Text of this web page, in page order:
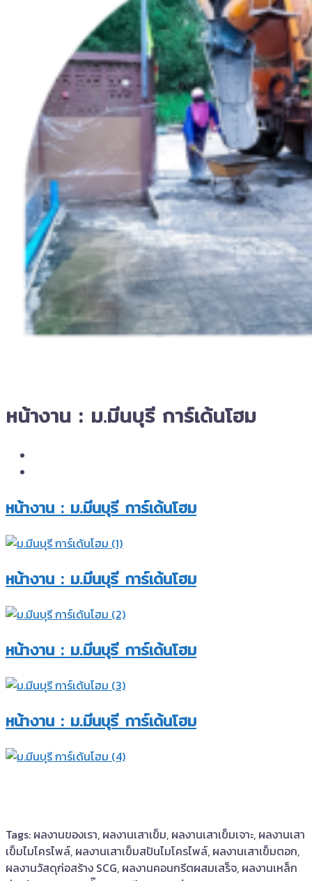
หน้างาน : ม.มีนบุรี การ์เด้นโฮม
หน้างาน : ม.มีนบุรี การ์เด้นโฮม​
หน้างาน : ม.มีนบุรี การ์เด้นโฮม​
หน้างาน : ม.มีนบุรี การ์เด้นโฮม​
หน้างาน : ม.มีนบุรี การ์เด้นโฮม​
Tags: ผลงานของเรา, ผลงานเสาเข็ม, ผลงานเสาเข็มเจาะ, ผลงานเสา
เข็มไมโครไพล์, ผลงานเสาเข็มสปันไมโครไพล์, ผลงานเสาเข็มตอก,
ผลงานวัสดุก่อสร้าง SCG, ผลงานคอนกรีตผสมเสร็จ, ผลงานเหล็ก